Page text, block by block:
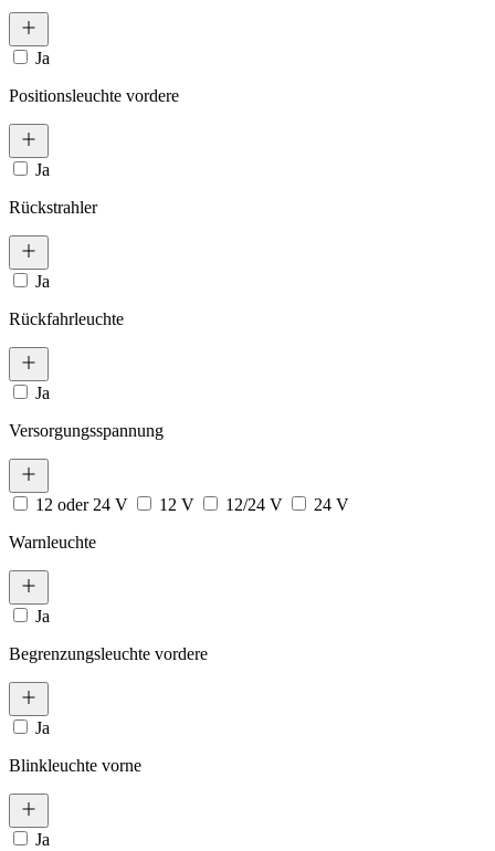
Ja
Positionsleuchte vordere
Ja
Rückstrahler
Ja
Rückfahrleuchte
Ja
Versorgungsspannung
12 oder 24 V 12 V 12/24 V
24 V
Warnleuchte
Ja
Begrenzungsleuchte vordere
Ja
Blinkleuchte vorne
Ja